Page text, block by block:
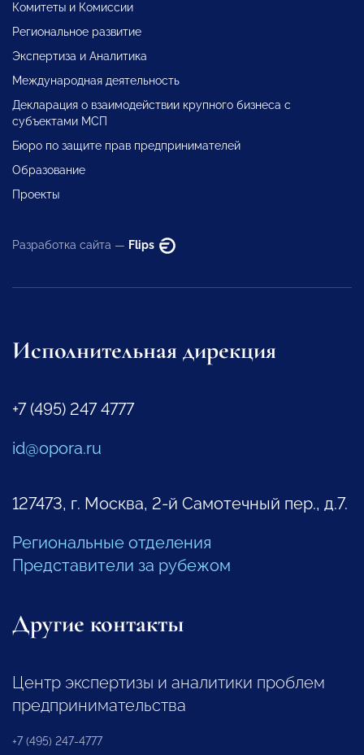
Комитеты и Комиссии
Региональное развитие
Экспертиза и Аналитика
Международная деятельность
Декларация о взаимодействии крупного бизнеса с
субъектами МСП
Бюро по защите прав предпринимателей
Образование
Проекты
Разработка сайта — Flips
Исполнительная дирекция
+7 (495) 247 4777
id@opora.ru
127473, г. Москва, 2-й Самотечный пер., д.7.
Региональные отделения
Представители за рубежом
Другие контакты
Центр экспертизы и аналитики проблем
предпринимательства
+7 (495) 247-4777